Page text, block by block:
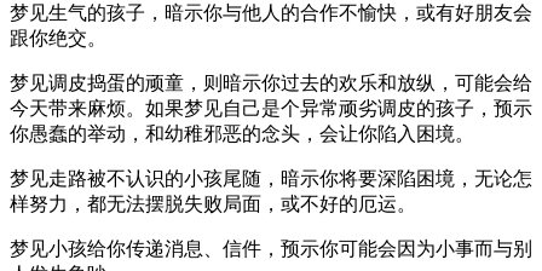
梦见生气的孩子，暗示你与他人的合作不愉快，或有好朋友会
跟你绝交。
梦见调皮捣蛋的顽童，则暗示你过去的欢乐和放纵，可能会给
今天带来麻烦。如果梦见自己是个异常顽劣调皮的孩子，预示
你愚蠢的举动，和幼稚邪恶的念头，会让你陷入困境。
梦见走路被不认识的小孩尾随，暗示你将要深陷困境，无论怎
样努力，都无法摆脱失败局面，或不好的厄运。
梦见小孩给你传递消息、信件，预示你可能会因为小事而与别